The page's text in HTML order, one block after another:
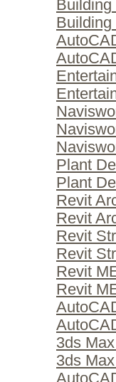
Plant
Plant
Revit
Revit
Revit
Revit
Revit
Revit
3ds
3ds